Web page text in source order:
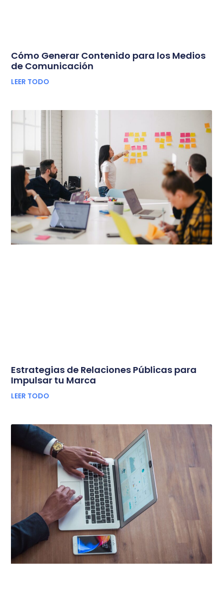
Cómo Generar Contenido para los Medios
de Comunicación
LEER TODO
Estrategias de Relaciones Públicas para
Impulsar tu Marca
LEER TODO